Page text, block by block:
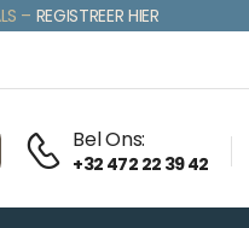
– REGISTREER HIER
Bel Ons:
+32 472 22 39 42